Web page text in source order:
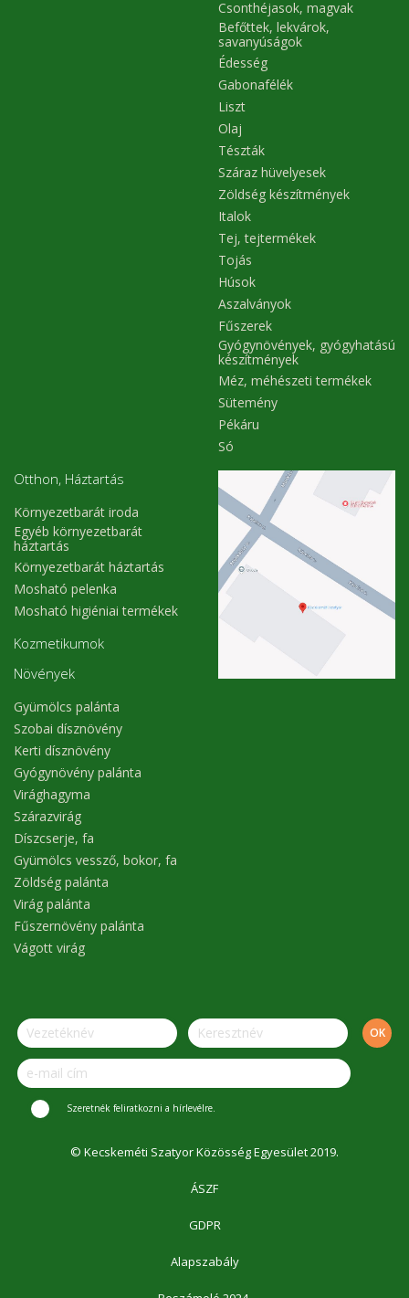
Csonthéjasok, magvak
Befőttek, lekvárok,
savanyúságok
Édesség
Gabonafélék
Liszt
Olaj
Tészták
Száraz hüvelyesek
Zöldség készítmények
Italok
Tej, tejtermékek
Tojás
Húsok
Aszalványok
Fűszerek
Gyógynövények, gyógyhatású
készítmények
Méz, méhészeti termékek
Sütemény
Pékáru
Só
Otthon, Háztartás
Környezetbarát iroda
Egyéb környezetbarát
háztartás
Környezetbarát háztartás
Mosható pelenka
Mosható higiéniai termékek
Kozmetikumok
Növények
Gyümölcs palánta
Szobai dísznövény
Kerti dísznövény
Gyógynövény palánta
Virághagyma
Szárazvirág
Díszcserje, fa
Gyümölcs vessző, bokor, fa
Zöldség palánta
Virág palánta
Fűszernövény palánta
Vágott virág
Szeretnék feliratkozni a hírlevélre.
© Kecskeméti Szatyor Közösség Egyesület 2019.
ÁSZF
GDPR
Alapszabály